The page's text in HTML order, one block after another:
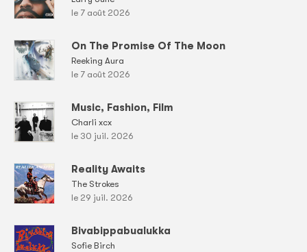
le 7 août 2026
On The Promise Of The Moon
Reeking Aura
le 7 août 2026
Music, Fashion, Film
Charli xcx
le 30 juil. 2026
Reality Awaits
The Strokes
le 29 juil. 2026
Bivabippabualukka
Sofie Birch